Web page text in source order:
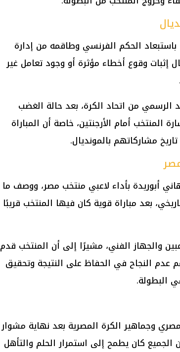
الحكم الفرنسي وطاقمه من إدارة
إثبات وقوع أخطاء مؤثرة أو وجود تعامل غير
الرسمي من اتحاد الكرة، بعد حالة الغضب
المنتخب أمام الأرجنتين، خاصة أن المباراة
مشاركاتهم بالمونديال.
أبوريدة بأداء لاعبي منتخب مصر، ووصف ما
بعد مباراة قوية كان فيها المنتخب قريبًا
والجهاز الفني، مشيرًا إلى أن المنتخب قدم
عدم النجاح في الحفاظ على النتيجة وتحقيق
البطولة.
وجماهير الكرة المصرية بعد نهاية مشوار
الجميع كان يطمح إلى استمرار الحلم والتأهل